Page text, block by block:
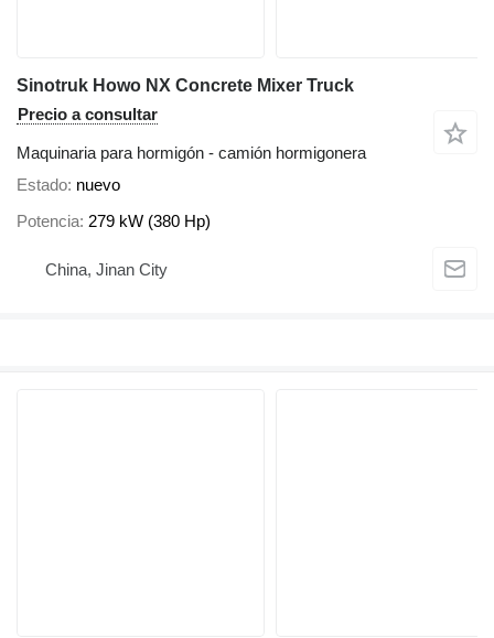
Sinotruk Howo NX Concrete Mixer Truck
Precio a consultar
Maquinaria para hormigón - camión hormigonera
Estado nuevo
Potencia 279 kW (380 Hp)
China, Jinan City